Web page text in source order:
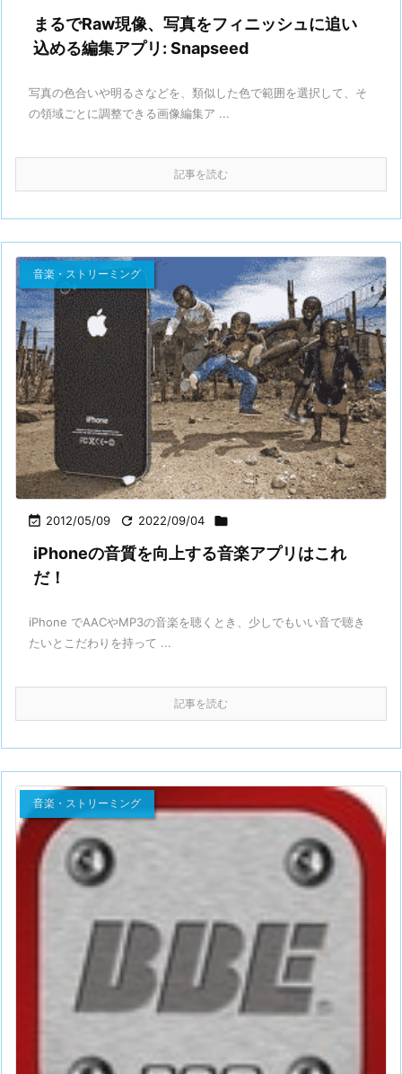
まるでRaw現像、写真をフィニッシュに追い
込める編集アプリ: Snapseed
写真の色合いや明るさなどを、類似した色で範囲を選択して、そ
の領域ごとに調整できる画像編集ア ...
記事を読む
 2012/05/09  2022/09/04 
音楽・ストリーミング
iPhoneの音質を向上する音楽アプリはこれ
だ！
iPhone でAACやMP3の音楽を聴くとき、少しでもいい音で聴き
たいとこだわりを持って ...
記事を読む
音楽・ストリーミング